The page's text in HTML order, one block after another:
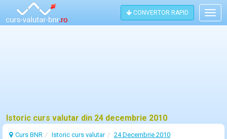
CONVERTOR RAPID
Istoric curs valutar din 24 decembrie 2010
Curs BNR Istoric curs valutar 24 Decembrie 2010